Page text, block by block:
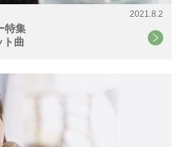
2021.8.2
特集
ト曲